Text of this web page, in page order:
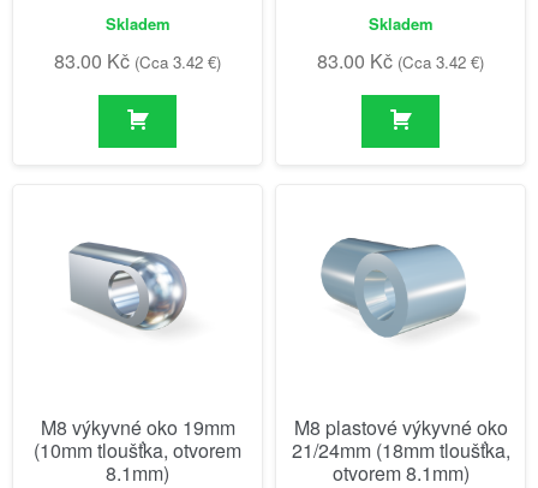
Skladem
83.00 Kč (Cca 3.42 €)
Skladem
83.00 Kč (Cca 3.42 €)
M8 výkyvné oko 19mm
(10mm tloušťka, otvorem
8.1mm)
M8 plastové výkyvné oko
21/24mm (18mm tloušťka,
otvorem 8.1mm)